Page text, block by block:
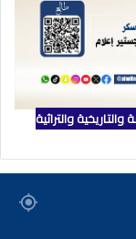
والتراثية